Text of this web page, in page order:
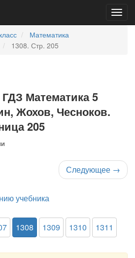
Математика
1308. Стр. 205
Математика 5
Жохов, Чесноков.
205
Следующее →
учебника
1308 1309 1310 1311